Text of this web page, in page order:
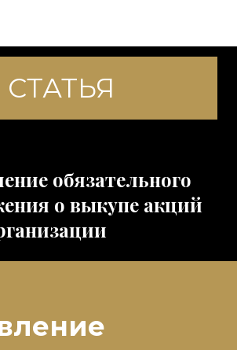
СТАТЬЯ
обязательного
о выкупе акций